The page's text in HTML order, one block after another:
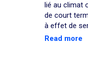
lié au climat
de court
à effet de
Read more